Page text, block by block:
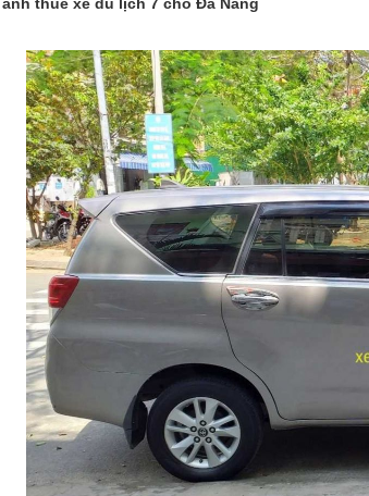
thuê xe du lịch 7 chỗ Đà Nẵng